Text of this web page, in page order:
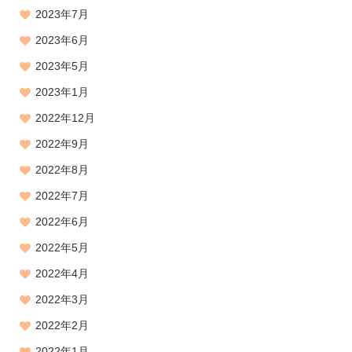
2023年7月
2023年6月
2023年5月
2023年1月
2022年12月
2022年9月
2022年8月
2022年7月
2022年6月
2022年5月
2022年4月
2022年3月
2022年2月